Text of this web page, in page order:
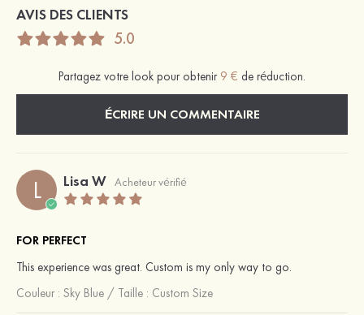
AVIS DES CLIENTS
5.0
Partagez votre look pour obtenir 9 € de réduction.
ÉCRIRE UN COMMENTAIRE
L Lisa W Acheteur vérifié
FOR PERFECT
This experience was great. Custom is my only way to go.
Couleur : Sky Blue / Taille : Custom Size